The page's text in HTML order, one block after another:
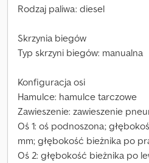
Rodzaj paliwa: diesel
Skrzynia biegów
Typ skrzyni biegów: manualna
Konfiguracja osi
Hamulce: hamulce tarczowe
Zawieszenie: zawieszenie
Oś 1: oś podnoszona;
mm; głębokość bieżnika po
Oś 2: głębokość bieżnika po